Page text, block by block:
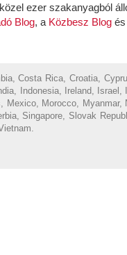
ezer szakanyagból
Blog, a Közbesz Blog
Costa Rica, Croatia,
Indonesia, Ireland, Israel,
Morocco, Myanmar,
Singapore, Slovak